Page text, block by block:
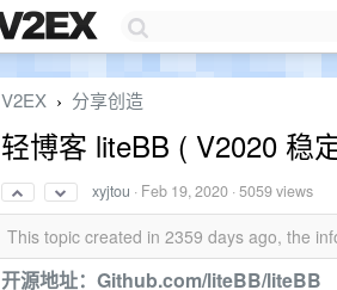
V2EX › 分享创造
轻博客 liteBB ( V2020 稳
xyjtou · Feb 19, 2020 · 5059 views
This topic created in 2359 days ago, the
开源地址：Github.com/liteBB/liteBB